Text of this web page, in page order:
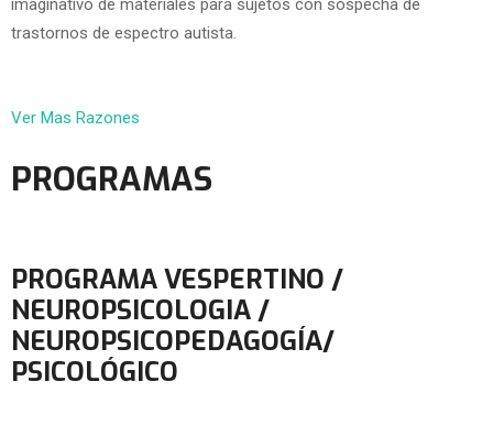
imaginativo de materiales para sujetos con sospecha de
trastornos de espectro autista.
Ver Mas Razones
PROGRAMAS
PROGRAMA VESPERTINO /
NEUROPSICOLOGIA /
NEUROPSICOPEDAGOGÍA/
PSICOLÓGICO